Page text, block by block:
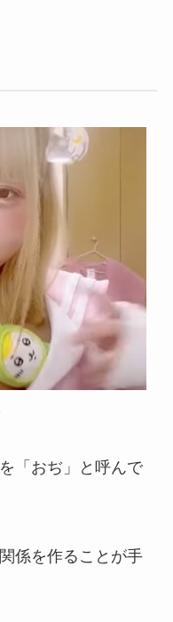
「おぢ」と呼んで
係を作ることが手